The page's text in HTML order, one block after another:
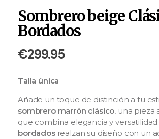
Sombrero beige
Bordados
€299.95
Talla única
Añade un toque de distinción a tu
sombrero marrón clásico, una pieza
que combina elegancia y
bordadosrealzan su diseño con un